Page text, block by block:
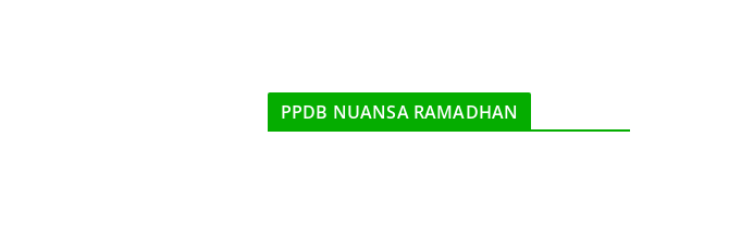
PPDB NUANSA RAMADHAN